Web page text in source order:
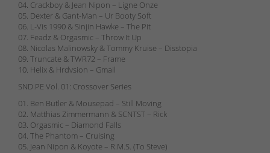
04. Crackboy & Jean Nipon – Ligne Onze
05. Dexter & Gant-Man – Ur Booty Soft
06. L-Vis 1990 & Sinjin Hawke – The Pit
07. Feadz & Orgasmic – Throw It Up
08. Nicolas Malinowsky & Tommy Kruise – Disstopia
09. Truncate & TWR72 – Frame
10. Helix & Hrdvsion – Gmail
SND.PE Vol. 01: Crossover Series
01. Ben Butler & Mousepad – Still Moving
02. Matthias Zimmermann & SCNTST – Rick
03. Orgasmic – Diamond Falls
04. The Phantom – Cruising
05. Jean Nipon & Koyote – R.M.S. (To Steve)